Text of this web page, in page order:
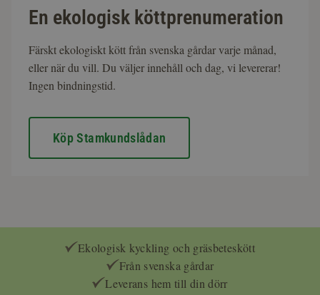
En ekologisk köttprenumeration
Färskt ekologiskt kött från svenska gårdar varje månad,
eller när du vill. Du väljer innehåll och dag, vi levererar!
Ingen bindningstid.
Köp Stamkundslådan
Ekologisk kyckling och gräsbeteskött
Från svenska gårdar
Leverans hem till din dörr